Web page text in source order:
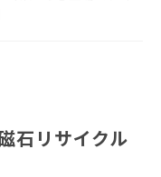
石リサイクル